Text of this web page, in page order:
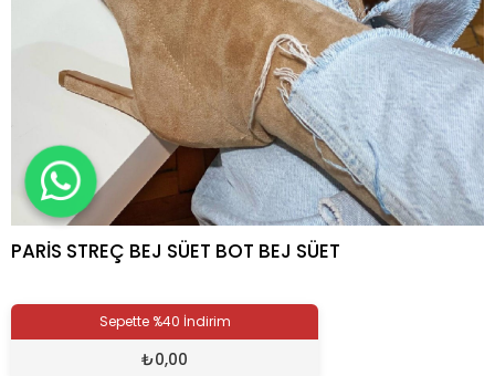
PARİS STREÇ BEJ SÜET BOT BEJ SÜET
Sepette %40 İndirim
₺0,00